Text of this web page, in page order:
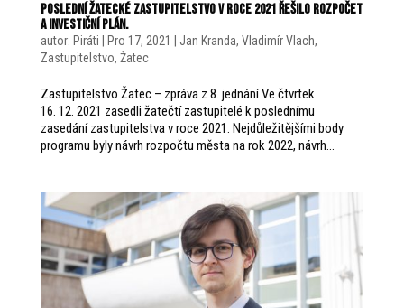
Poslední žatecké zastupitelstvo v roce 2021 řešilo rozpočet
a investiční plán.
autor: Piráti Pro 17, 2021 Jan Kranda, Vladimír Vlach,
Zastupitelstvo, Žatec
Zastupitelstvo Žatec – zpráva z 8. jednání Ve čtvrtek
16. 12. 2021 zasedli žatečtí zastupitelé k poslednímu
zasedání zastupitelstva v roce 2021. Nejdůležitějšími body
programu byly návrh rozpočtu města na rok 2022, návrh...